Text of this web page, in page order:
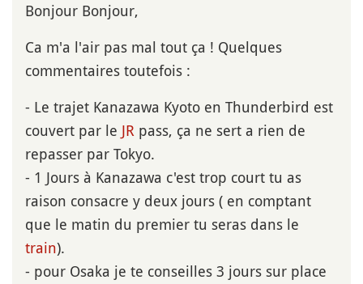
Bonjour Bonjour,
Ca m'a l'air pas mal tout ça ! Quelques
commentaires toutefois :
- Le trajet Kanazawa Kyoto en Thunderbird est
couvert par le JR pass, ça ne sert a rien de
repasser par Tokyo.
- 1 Jours à Kanazawa c'est trop court tu as
raison consacre y deux jours ( en comptant
que le matin du premier tu seras dans le
train).
- pour Osaka je te conseilles 3 jours sur place